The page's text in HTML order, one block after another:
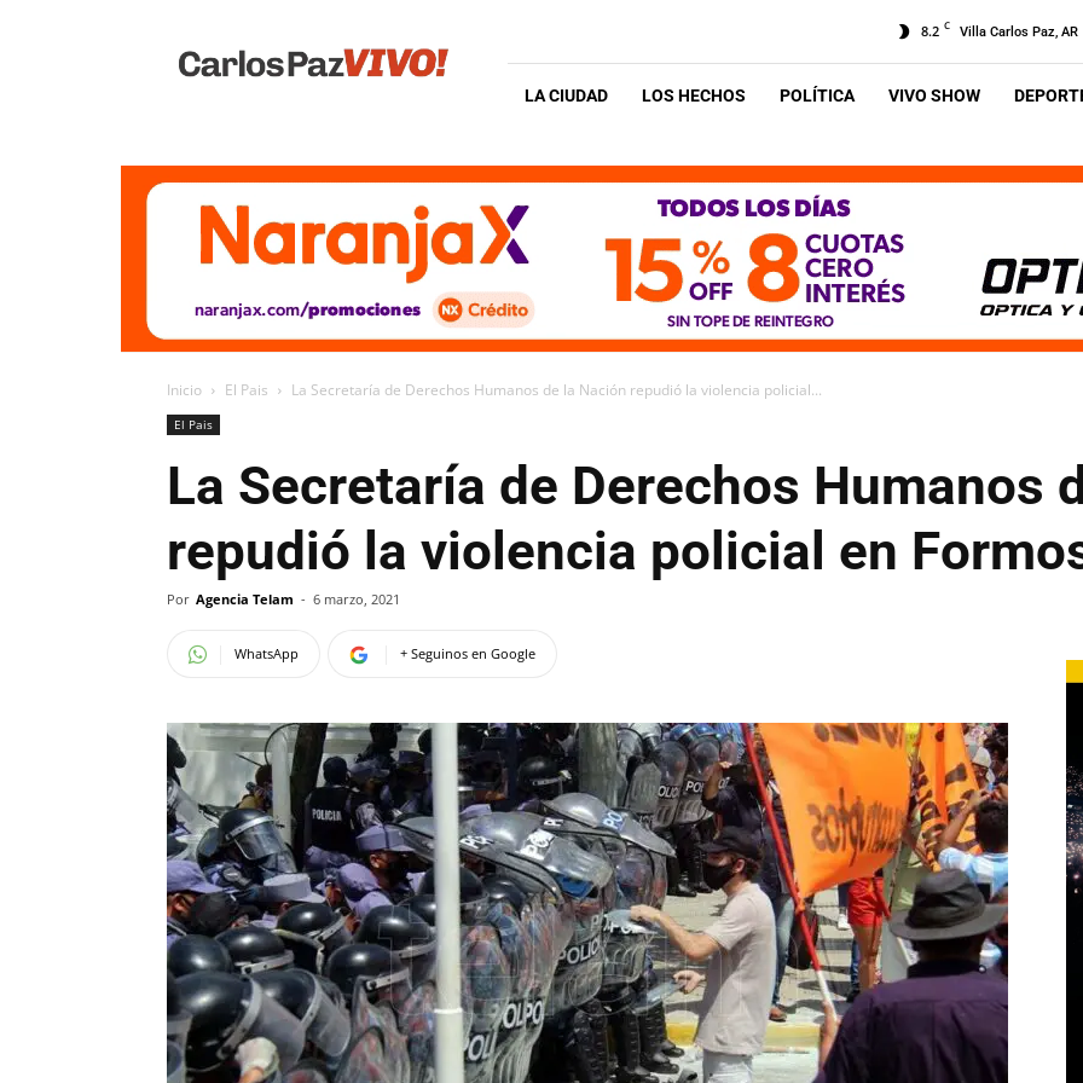
Vivo
8.2 C Villa Carlos Paz, AR
LA CIUDAD LOS HECHOS POLÍTICA VIVO SHOW
Inicio El Pais La Secretaría de Derechos Humanos de la Nación repudió la violencia policial...
El Pais
La Secretaría de Derechos Humanos
repudió la violencia policial en
Por Agencia Telam - 6 marzo, 2021
WhatsApp + Seguinos en Google